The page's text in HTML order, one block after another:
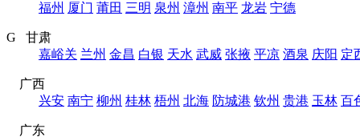
福州 厦门 莆田 三明 泉州 漳州 南平 龙岩 宁德
G 甘肃
嘉峪关 兰州 金昌 白银 天水 武威 张掖 平凉 酒泉 庆阳 定
广西
兴安 南宁 柳州 桂林 梧州 北海 防城港 钦州 贵港 玉林 百
广东